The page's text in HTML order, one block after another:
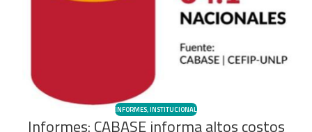
INFORMES,INSTITUCIONAL
Informes: CABASE informa altos costos